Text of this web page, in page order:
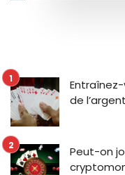
de
Peut-on